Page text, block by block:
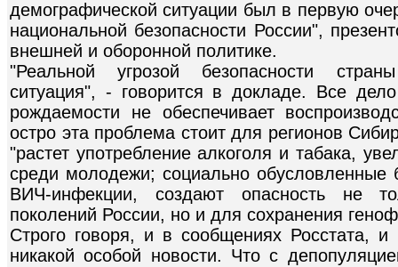
демографической ситуации был в первую
национальной безопасности России",
внешней и оборонной политике.
"Реальной угрозой безопасности
ситуация", - говорится в докладе. Все
рождаемости не обеспечивает
остро эта проблема стоит для регионов
"растет употребление алкоголя и табака,
среди молодежи; социально обусловленные
ВИЧ-инфекции, создают опасность не
поколений России, но и для сохранения
Строго говоря, и в сообщениях Росстата,
никакой особой новости. Что с